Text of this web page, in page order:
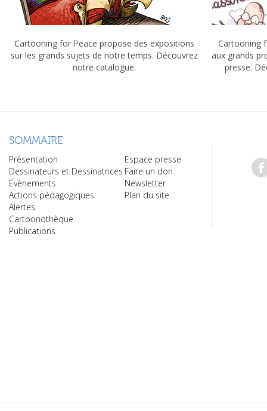
Cartooning for Peace propose des expositions
sur les grands sujets de notre temps. Découvrez
notre catalogue.
Cartooning
aux grands
presse.
SOMMAIRE
Présentation
Dessinateurs et Dessinatrices
Évènements
Actions pédagogiques
Alertes
Cartoonothèque
Publications
Espace presse
Faire un don
Newsletter
Plan du site